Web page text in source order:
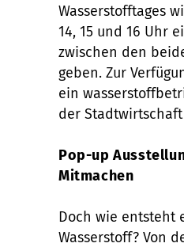
Wasserstofftages
14, 15 und 16 Uhr
zwischen den
geben. Zur
ein
der Stadtwirtschaft
Pop-up
Mitmachen
Doch wie entsteht
Wasserstoff? Von